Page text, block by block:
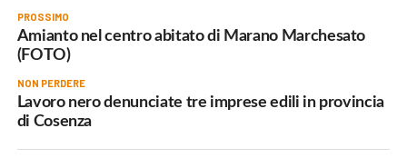
PROSSIMO
Amianto nel centro abitato di Marano Marchesato
(FOTO)
NON PERDERE
Lavoro nero denunciate tre imprese edili in provincia
di Cosenza